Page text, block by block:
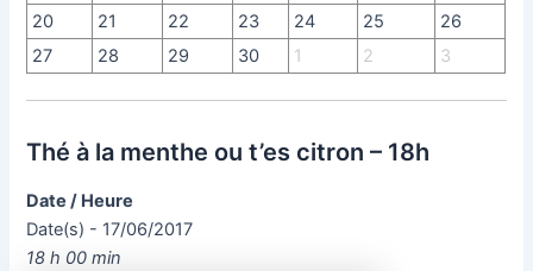
20
21 22 23 24 25
26
27
28 29 30 1 2 3
Thé à la menthe ou t’es citron – 18h
Date / Heure
Date(s) - 17/06/2017
18 h 00 min